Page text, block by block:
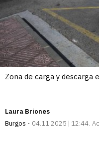
Zona de carga y descarga
Laura Briones
Burgos
04.11.2025 | 12:44